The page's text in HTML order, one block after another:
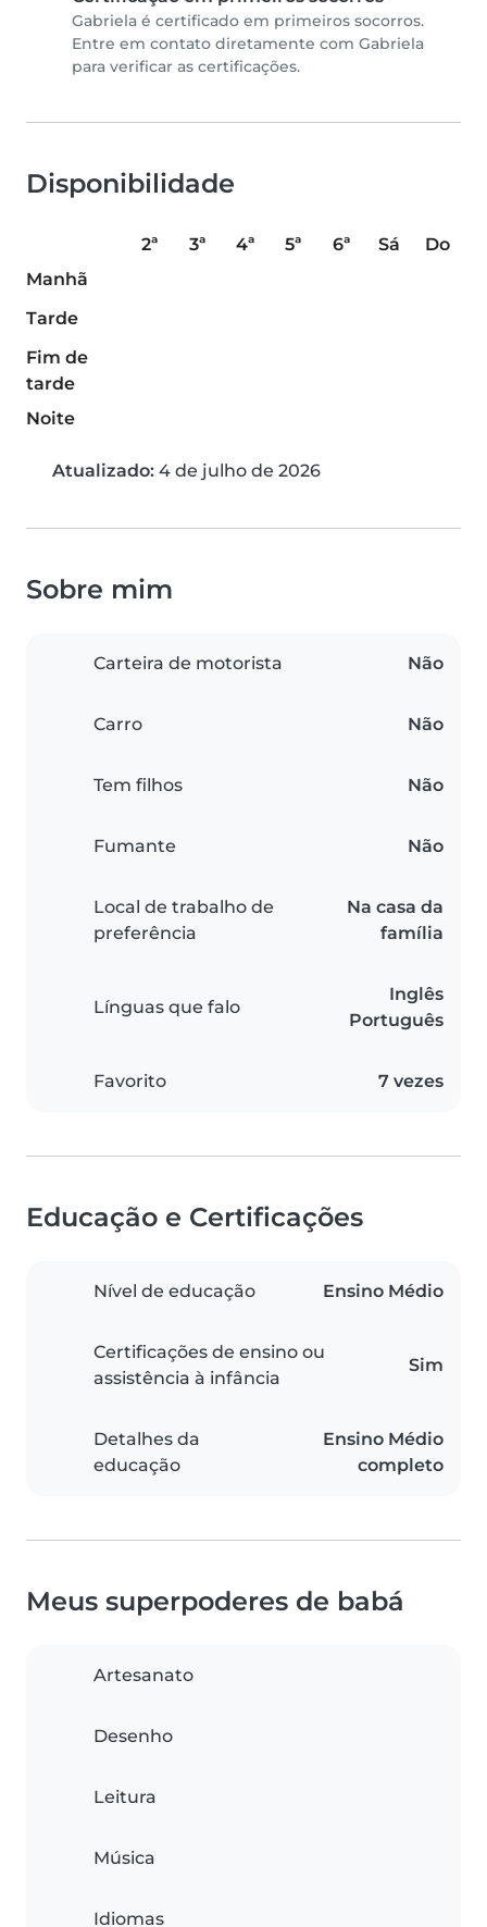
Gabriela é certificado em primeiros socorros.
Entre em contato diretamente com Gabriela
para verificar as certificações.
Disponibilidade
2ª 3ª 4ª 5ª 6ª Sá
Do
Manhã
Tarde
Fim de
tarde
Noite
Atualizado: 4 de julho de 2026
Sobre mim
Carteira de motorista Não
Carro Não
Tem filhos Não
Fumante Não
Local de trabalho de
preferência
Na casa da
família
Línguas que falo
Inglês
Português
Favorito 7 vezes
Educação e Certificações
Nível de educação Ensino Médio
Certificações de ensino ou
assistência à infância
Sim
Detalhes da
educação
Ensino Médio
completo
Meus superpoderes de babá
Artesanato
Desenho
Leitura
Música
Idiomas